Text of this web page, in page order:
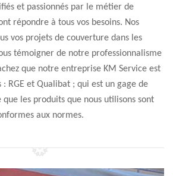
et passionnés par le métier de
répondre à tous vos besoins. Nos
vos projets de couverture dans les
témoigner de notre professionnalisme
que notre entreprise KM Service est
RGE et Qualibat ; qui est un gage de
les produits que nous utilisons sont
aux normes.